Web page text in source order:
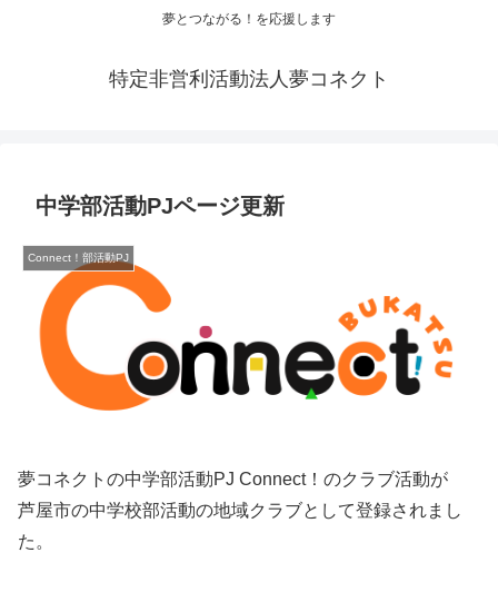
夢とつながる！を応援します
特定非営利活動法人夢コネクト
中学部活動PJページ更新
Connect！部活動PJ
夢コネクトの中学部活動PJ Connect！のクラブ活動が
芦屋市の中学校部活動の地域クラブとして登録されまし
た。